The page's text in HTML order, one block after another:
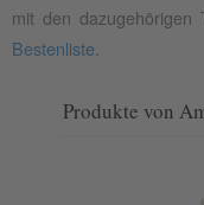
mit den dazugehörigen
Bestenliste
Produkte von